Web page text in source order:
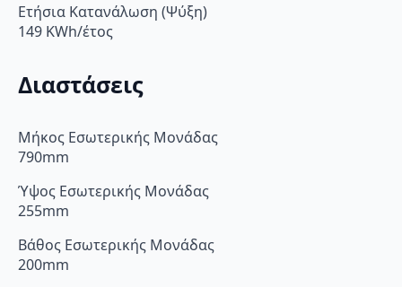
Ετήσια Κατανάλωση (Ψύξη)
149 KWh/έτος
Διαστάσεις
Μήκος Εσωτερικής Μονάδας
790mm
Ύψος Εσωτερικής Μονάδας
255mm
Βάθος Εσωτερικής Μονάδας
200mm